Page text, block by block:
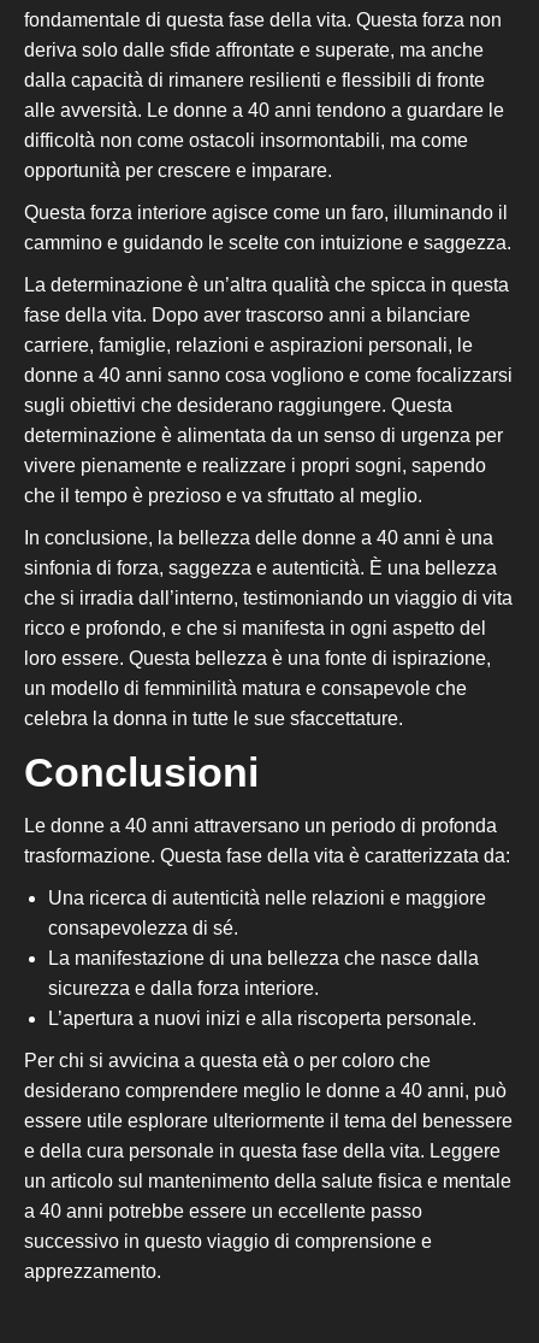
fondamentale di questa fase della vita. Questa forza non
deriva solo dalle sfide affrontate e superate, ma anche
dalla capacità di rimanere resilienti e flessibili di fronte
alle avversità. Le donne a 40 anni tendono a guardare le
difficoltà non come ostacoli insormontabili, ma come
opportunità per crescere e imparare.
Questa forza interiore agisce come un faro, illuminando il
cammino e guidando le scelte con intuizione e saggezza.
La determinazione è un’altra qualità che spicca in questa
fase della vita. Dopo aver trascorso anni a bilanciare
carriere, famiglie, relazioni e aspirazioni personali, le
donne a 40 anni sanno cosa vogliono e come focalizzarsi
sugli obiettivi che desiderano raggiungere. Questa
determinazione è alimentata da un senso di urgenza per
vivere pienamente e realizzare i propri sogni, sapendo
che il tempo è prezioso e va sfruttato al meglio.
In conclusione, la bellezza delle donne a 40 anni è una
sinfonia di forza, saggezza e autenticità. È una bellezza
che si irradia dall’interno, testimoniando un viaggio di vita
ricco e profondo, e che si manifesta in ogni aspetto del
loro essere. Questa bellezza è una fonte di ispirazione,
un modello di femminilità matura e consapevole che
celebra la donna in tutte le sue sfaccettature.
Conclusioni
Le donne a 40 anni attraversano un periodo di profonda
trasformazione. Questa fase della vita è caratterizzata da:
Una ricerca di autenticità nelle relazioni e maggiore
consapevolezza di sé.
La manifestazione di una bellezza che nasce dalla
sicurezza e dalla forza interiore.
L’apertura a nuovi inizi e alla riscoperta personale.
Per chi si avvicina a questa età o per coloro che
desiderano comprendere meglio le donne a 40 anni, può
essere utile esplorare ulteriormente il tema del benessere
e della cura personale in questa fase della vita. Leggere
un articolo sul mantenimento della salute fisica e mentale
a 40 anni potrebbe essere un eccellente passo
successivo in questo viaggio di comprensione e
apprezzamento.